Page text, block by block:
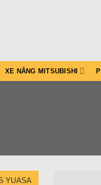
XE NÂNG MITSUBISHI
YUASA